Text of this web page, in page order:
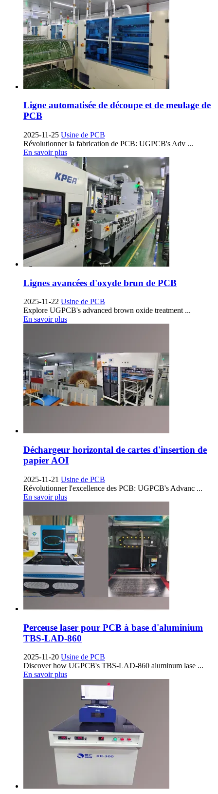
Ligne automatisée de découpe et de meulage de
PCB
2025-11-25 Usine de PCB
Révolutionner la fabrication de PCB: UGPCB's Adv ...
En savoir plus
Lignes avancées d'oxyde brun de PCB
2025-11-22 Usine de PCB
Explore UGPCB's advanced brown oxide treatment...
En savoir plus
Déchargeur horizontal de cartes d'insertion de
papier AOI
2025-11-21 Usine de PCB
Révolutionner l'excellence des PCB: UGPCB's Advanc ...
En savoir plus
Perceuse laser pour PCB à base d'aluminium
TBS-LAD-860
2025-11-20 Usine de PCB
Discover how UGPCB's TBS-LAD-860 aluminum lase ...
En savoir plus